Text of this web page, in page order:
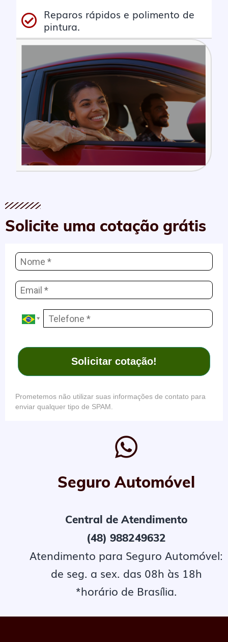
Reparos rápidos e polimento de
pintura.
Solicite uma cotação grátis
Solicitar cotação!
Prometemos não utilizar suas informações de contato para
enviar qualquer tipo de SPAM.
Seguro Automóvel
Central de Atendimento
(48) 988249632
Atendimento para Seguro Automóvel:
de seg. a sex. das 08h às 18h
*horário de Brasília.